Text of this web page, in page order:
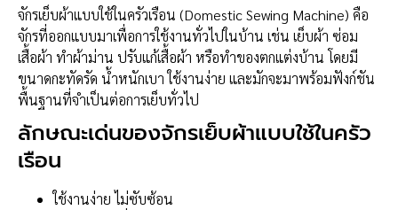
จักรเย็บผ้าแบบใช้ในครัวเรือน (Domestic Sewing Machine) คือ
จักรที่ออกแบบมาเพื่อการใช้งานทั่วไปในบ้าน เช่น เย็บผ้า ซ่อม
เสื้อผ้า ทำผ้าม่าน ปรับแก้เสื้อผ้า หรือทำของตกแต่งบ้าน โดยมี
ขนาดกะทัดรัด น้ำหนักเบา ใช้งานง่าย และมักจะมาพร้อมฟังก์ชัน
พื้นฐานที่จำเป็นต่อการเย็บทั่วไป
ลักษณะเด่นของจักรเย็บผ้าแบบใช้ในครัว
เรือน
ใช้งานง่าย ไม่ซับซ้อน